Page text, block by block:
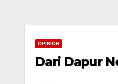
OPINION
Dari Dapur